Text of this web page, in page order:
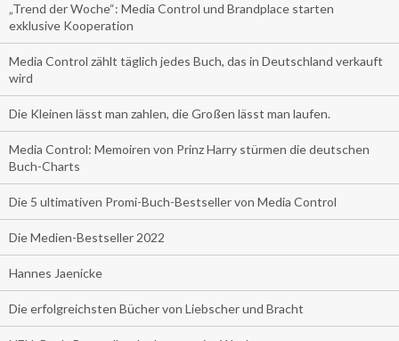
„Trend der Woche“: Media Control und Brandplace starten
exklusive Kooperation
Media Control zählt täglich jedes Buch, das in Deutschland verkauft
wird
Die Kleinen lässt man zahlen, die Großen lässt man laufen.
Media Control: Memoiren von Prinz Harry stürmen die deutschen
Buch-Charts
Die 5 ultimativen Promi-Buch-Bestseller von Media Control
Die Medien-Bestseller 2022
Hannes Jaenicke
Die erfolgreichsten Bücher von Liebscher und Bracht